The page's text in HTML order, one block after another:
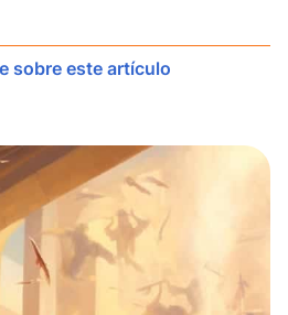
sobre este artículo